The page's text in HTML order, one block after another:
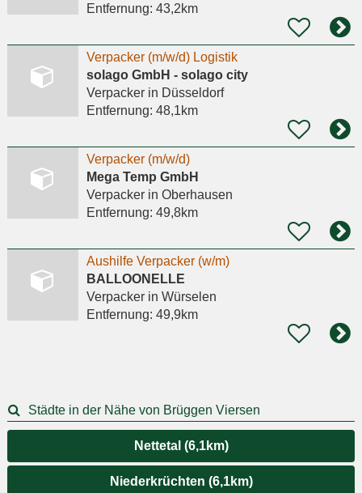
Entfernung: 43,2km
Verpacker (m/w/d) Logistik
solago GmbH - solago city
Verpackerin Düsseldorf
Entfernung: 48,1km
Verpacker (m/w/d)
Mega Temp GmbH
Verpackerin Oberhausen
Entfernung: 49,8km
Aushilfe Verpacker (w/m)
BALLOONELLE
Verpackerin Würselen
Entfernung: 49,9km
Städte in der Nähe von Brüggen Viersen
Nettetal (6,1km)
Niederkrüchten (6,1km)